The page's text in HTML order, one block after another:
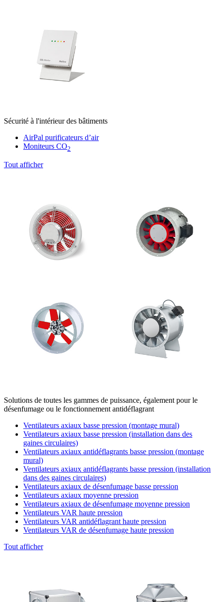
Sécurité à l'intérieur des bâtiments
AirPal purificateurs d’air
Moniteurs CO2
Tout afficher
Solutions de toutes les gammes de puissance, également pour le
désenfumage ou le fonctionnement antidéflagrant
Ventilateurs axiaux basse pression (montage mural)
Ventilateurs axiaux basse pression (installation dans des
gaines circulaires)
Ventilateurs axiaux antidéflagrants basse pression (montage
mural)
Ventilateurs axiaux antidéflagrants basse pression (installation
dans des gaines circulaires)
Ventilateurs axiaux de désenfumage basse pression
Ventilateurs axiaux moyenne pression
Ventilateurs axiaux de désenfumage moyenne pression
Ventilateurs VAR haute pression
Ventilateurs VAR antidéflagrant haute pression
Ventilateurs VAR de désenfumage haute pression
Tout afficher